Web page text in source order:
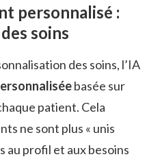
personnalisé :
soins
des soins, l’IA
basée sur
patient. Cela
ne sont plus « unis
au profil et aux besoins